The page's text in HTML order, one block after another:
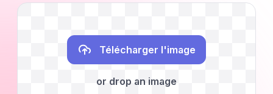
Télécharger l'image
or drop an image